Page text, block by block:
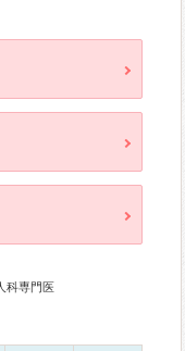
科専門医